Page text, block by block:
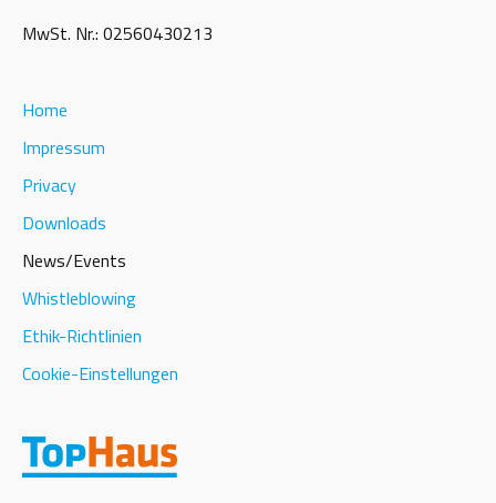
MwSt. Nr.: 02560430213
Home
Impressum
Privacy
Downloads
News/Events
Whistleblowing
Ethik-Richtlinien
Cookie-Einstellungen